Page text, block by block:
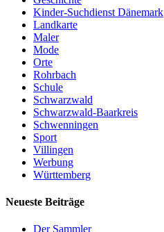
Kinder-Suchdienst Dänemark
Landkarte
Maler
Mode
Orte
Rohrbach
Schule
Schwarzwald
Schwarzwald-Baarkreis
Schwenningen
Sport
Villingen
Werbung
Württemberg
Neueste Beiträge
Der Sammler